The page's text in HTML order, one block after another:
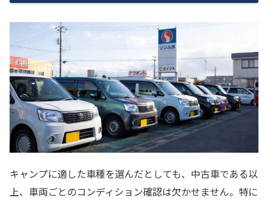
キャンプに適した車種を選んだとしても、中古車である以
上、車両ごとのコンディション確認は欠かせません。特に